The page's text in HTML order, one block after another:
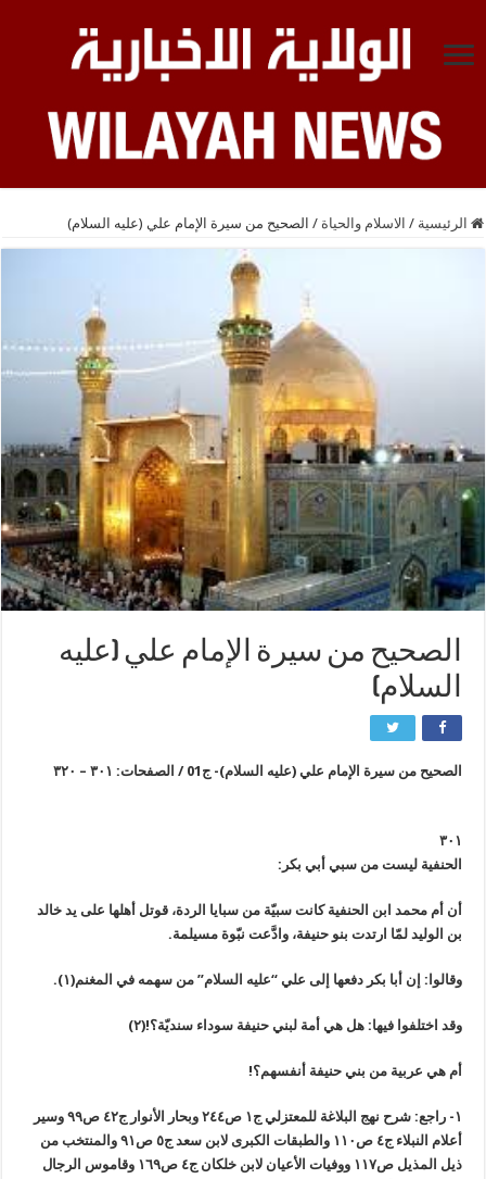
الرئيسية / الاسلام والحياة / الصحيح من سيرة الإمام علي (عليه السلام)
الصحيح من سيرة الإمام علي (عليه
السلام)
الصحيح من سيرة الإمام علي (عليه السلام)- ج01 / الصفحات: ٣٠١ – ٣٢٠
٣٠١
الحنفية ليست من سبي أبي بكر:
أن أم محمد ابن الحنفية كانت سبيّة من سبايا الردة، قوتل أهلها على يد خالد
بن الوليد لمّا ارتدت بنو حنيفة، وادَّعت نبّوة مسيلمة.
وقالوا: إن أبا بكر دفعها إلى علي “عليه السلام” من سهمه في المغنم(١).
وقد اختلفوا فيها: هل هي أمة لبني حنيفة سوداء سنديّة؟!(٢)
أم هي عربية من بني حنيفة أنفسهم؟!
١- راجع: شرح نهج البلاغة للمعتزلي ج١ ص٢٤٤ وبحار الأنوار ج٤٢ ص٩٩ وسير
أعلام النبلاء ج٤ ص١١٠ والطبقات الكبرى لابن سعد ج٥ ص٩١ والمنتخب من
ذيل المذيل ص١١٧ ووفيات الأعيان لابن خلكان ج٤ ص١٦٩ وقاموس الرجال